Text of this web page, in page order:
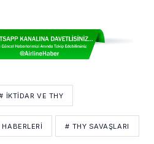
IKTIDAR VE THY
# THY SAVAŞLARI